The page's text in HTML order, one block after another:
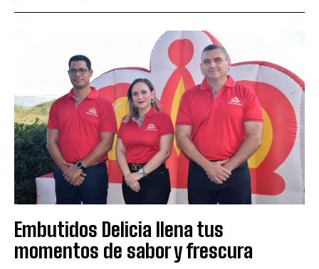
Embutidos Delicia llena tus
momentos de sabor y frescura